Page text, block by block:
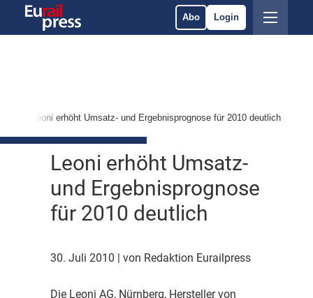
Abo Login
Leoni erhöht Umsatz- und Ergebnisprognose für 2010 deutlich
Leoni erhöht Umsatz-
und Ergebnisprognose
für 2010 deutlich
30. Juli 2010 | von Redaktion Eurailpress
Die Leoni AG, Nürnberg, Hersteller von